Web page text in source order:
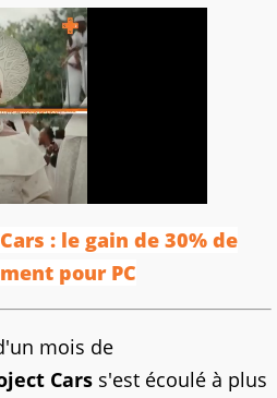
: le gain de 30% de
pour PC
mois de
Cars s'est écoulé à plus